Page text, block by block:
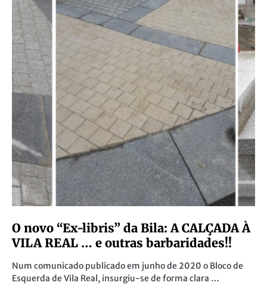
O novo “Ex-libris” da Bila: A CALÇADA À
VILA REAL … e outras barbaridades!!
Num comunicado publicado em junho de 2020 o Bloco de
Esquerda de Vila Real, insurgiu-se de forma clara …